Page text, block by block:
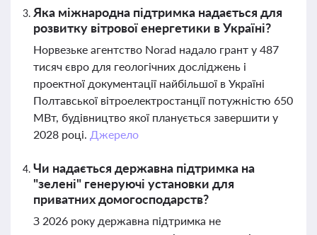
Яка міжнародна підтримка надається для
розвитку вітрової енергетики в Україні?
Норвезьке агентство Norad надало грант у 487
тисяч євро для геологічних досліджень і
проектної документації найбільшої в Україні
Полтавської вітроелектростанції потужністю 650
МВт, будівництво якої планується завершити у
2028 році. Джерело
Чи надається державна підтримка на
"зелені" генеруючі установки для
приватних домогосподарств?
З 2026 року державна підтримка не